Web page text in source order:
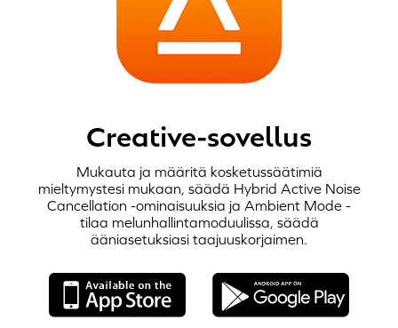
VAIHE 1:
Kun latauskotelo käännetään auki, Creative Zen Air Plus
automaattisestiBluetooth-pariliitostilaan.
Creative-sovellus
Mukauta ja määritä kosketussäätimiä
mieltymystesi mukaan, säädä Hybrid Active Noise
Cancellation -ominaisuuksia ja Ambient Mode -
tilaa melunhallintamoduulissa, säädä
ääniasetuksiasi taajuuskorjaimen.